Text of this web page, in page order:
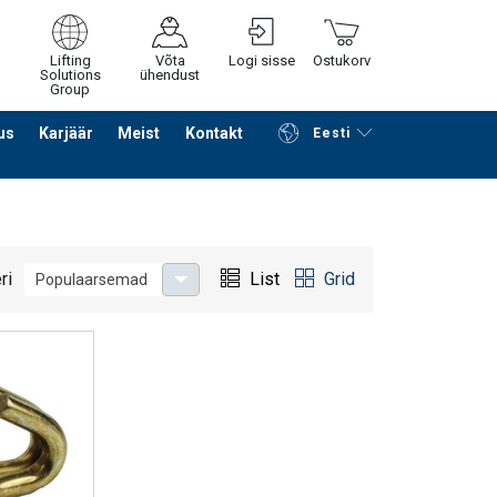
Lifting
Solutions
Group
Võta
ühendust
Logi sisse Ostukorv
Karjäär Meist Kontakt Eesti
Jätka ostlemist Edasi ostukorvi
Populaarsemad List Grid